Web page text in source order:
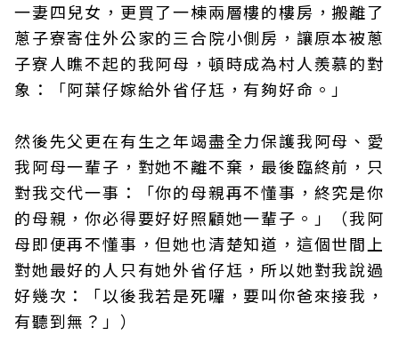
一妻四兒女，更買了一棟兩層樓的樓房，搬離了
蔥子寮寄住外公家的三合院小側房，讓原本被蔥
子寮人瞧不起的我阿母，頓時成為村人羨慕的對
象：「阿葉仔嫁給外省仔尪，有夠好命。」
然後先父更在有生之年竭盡全力保護我阿母、愛
我阿母一輩子，對她不離不棄，最後臨終前，只
對我交代一事：「你的母親再不懂事，終究是你
的母親，你必得要好好照顧她一輩子。」（我阿
母即便再不懂事，但她也清楚知道，這個世間上
對她最好的人只有她外省仔尪，所以她對我說過
好幾次：「以後我若是死囉，要叫你爸來接我，
有聽到無？」）